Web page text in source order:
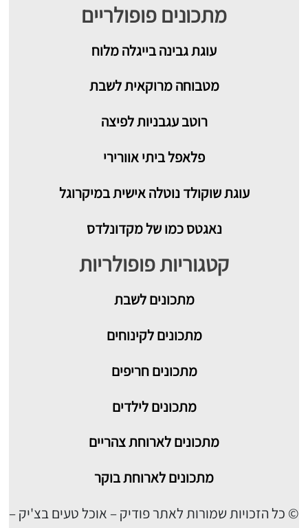
מתכונים פופולריים
עוגת גבינה בייגלה מלוח
מטבוחה מרוקאית לשבת
רוטב עגבניות לפיצה
פלאפל ביתי אוורירי
עוגת שוקולד נוטלה אישית במיקרוגל
נאגטס כמו של מקדונלדס
קטגוריות פופולריות
מתכוניםלשבת
מתכונים לקינוחים
מתכונים חריפים
מתכונים לילדים
מתכונים לארוחת צהריים
מתכונים לארוחת בוקר
© כל הזכויות שמורות לאתר פודיק – אוכל טעים בצ'יק –